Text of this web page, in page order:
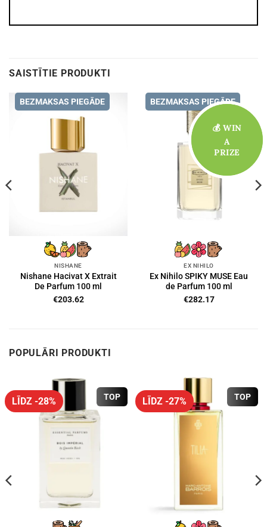
SAISTĪTIE PRODUKTI
BEZMAKSAS PIEGĀDE
NISHANE
Nishane Hacivat X Extrait
De Parfum 100 ml
€203.62
BEZMAKSAS PIEGĀDE
EX NIHILO
Ex Nihilo SPIKY MUSE Eau
de Parfum 100 ml
€282.17
POPULĀRI PRODUKTI
TOP
LĪDZ -28% TOP
LĪDZ -27%
💰 WIN
A
PRIZE
💰 WIN
A
PRIZE